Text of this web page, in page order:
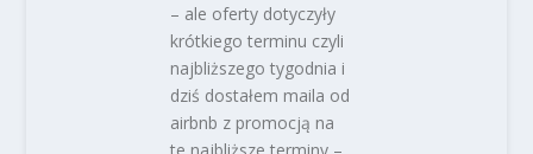
– ale oferty dotyczyły
krótkiego terminu czyli
najbliższego tygodnia i
dziś dostałem maila od
airbnb z promocją na